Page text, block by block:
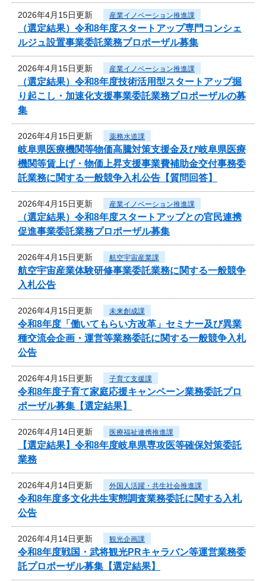
2026年4月15日更新 産業イノベーション推進課
（選定結果）令和8年度スタートアップ専門コンシェ
ルジュ設置事業委託業務プロポーザル募集
2026年4月15日更新 産業イノベーション推進課
（選定結果）令和8年度技術活用型スタートアップ掘
り起こし・加速化支援事業委託業務プロポーザルの募
集
2026年4月15日更新 薬務水道課
岐阜県医療機関等物価高騰対策支援金及び岐阜県医療
機関等賃上げ・物価上昇支援事業費補助金交付事務委
託業務に関する一般競争入札公告【質問回答】
2026年4月15日更新 産業イノベーション推進課
（選定結果）令和8年度スタートアップとの官民連携
促進事業委託業務プロポーザル募集
2026年4月15日更新 航空宇宙産業課
航空宇宙産業体験研修事業委託業務に関する一般競争
入札公告
2026年4月15日更新 未来創成課
令和8年度「働いてもらい方改革」セミナー及び異業
種交流会企画・運営等業務委託に関する一般競争入札
公告
2026年4月15日更新 子育て支援課
令和8年度子育て家庭応援キャンペーン業務委託プロ
ポーザル募集【選定結果】
2026年4月14日更新 医療福祉連携推進課
【選定結果】令和8年度岐阜県専攻医等確保対策委託
業務
2026年4月14日更新 外国人活躍・共生社会推進課
令和8年度多文化共生実態調査業務委託に関する入札
公告
2026年4月14日更新 観光企画課
令和8年度戦国・武将観光PRキャラバン等運営業務委
託プロポーザル募集【選定結果】